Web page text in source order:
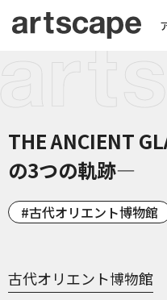
THE ANCIENT
の3つの軌跡―
古代オリエント博物館
古代オリエント博物館